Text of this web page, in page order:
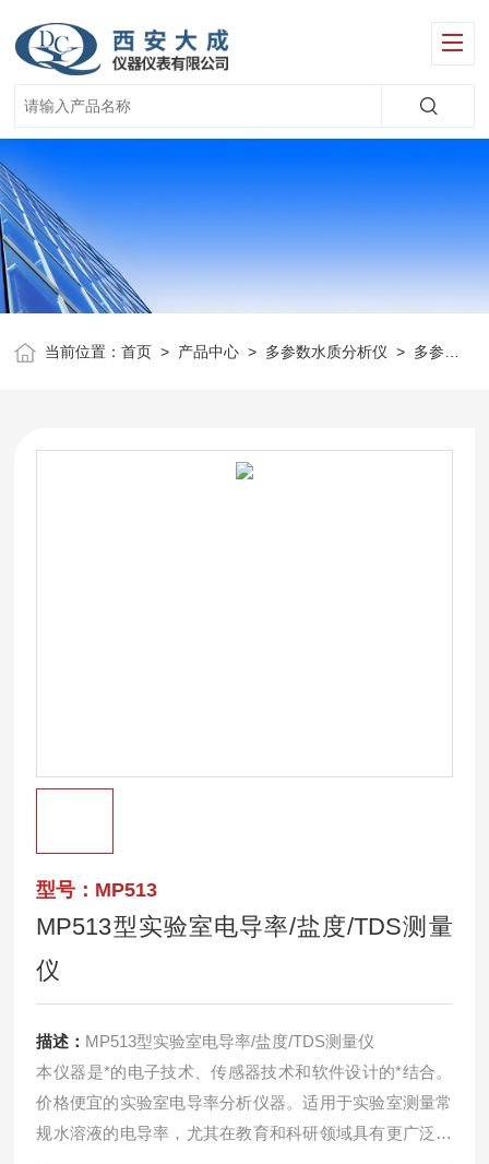
当前位置：首页 > 产品中心 > 多参数水质分析仪 > 多参数实验室水质分析仪
型号：MP513
MP513型实验室电导率/盐度/TDS测量
仪
描述： MP513型实验室电导率/盐度/TDS测量仪
本仪器是*的电子技术、传感器技术和软件设计的*结合。
价格便宜的实验室电导率分析仪器。适用于实验室测量常
规水溶液的电导率，尤其在教育和科研领域具有更广泛的